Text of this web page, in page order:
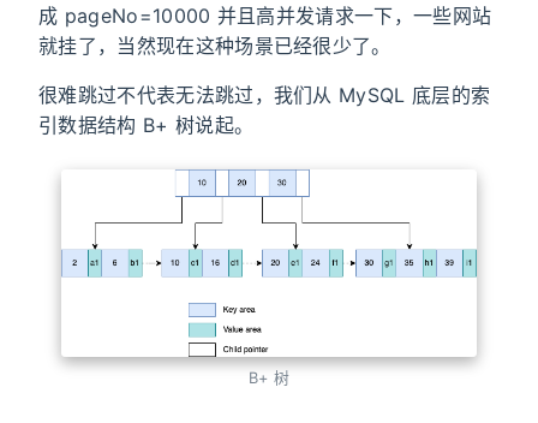
成 pageNo=10000 并且高并发请求一下，一些网站
就挂了，当然现在这种场景已经很少了。
很难跳过不代表无法跳过，我们从 MySQL 底层的索
引数据结构 B+ 树说起。
B+ 树